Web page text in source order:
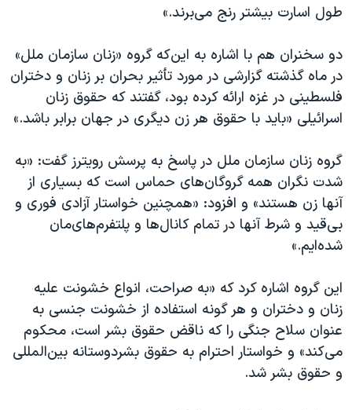
طول اسارت بیشتر رنج می‌برند.»
دو سخنران هم با اشاره به این‌که گروه «زنان سازمان ملل»
در ماه گذشته گزارشی در مورد تأثیر بحران بر زنان و دختران
فلسطینی در غزه ارائه کرده بود، گفتند که حقوق زنان
اسرائیلی «باید با حقوق هر زن دیگری در جهان برابر باشد.»
گروه زنان سازمان ملل در پاسخ به پرسش رویترز گفت: «به
شدت نگران همه گروگان‌های حماس است که بسیاری از
آنها زن هستند» و افزود: «همچنین خواستار آزادی فوری و
بی‌قید و شرط آنها در تمام کانال‌ها و پلتفرم‌های‌مان
شده‌ایم.»
این گروه اشاره کرد که «به صراحت، انواع خشونت علیه
زنان و دختران و هر گونه استفاده از خشونت جنسی به
عنوان سلاح جنگی را که ناقض حقوق بشر است، محکوم
می‌کند» و خواستار احترام به حقوق بشردوستانه بین‌المللی
و حقوق بشر شد.